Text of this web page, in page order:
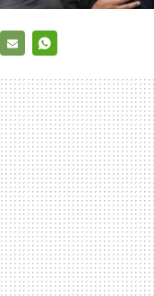
MAIL